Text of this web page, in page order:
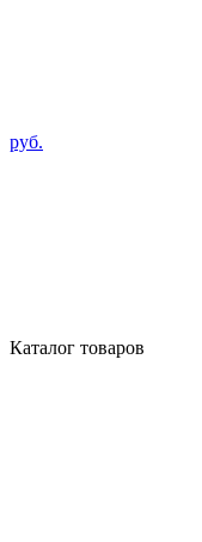
руб.
Каталог товаров